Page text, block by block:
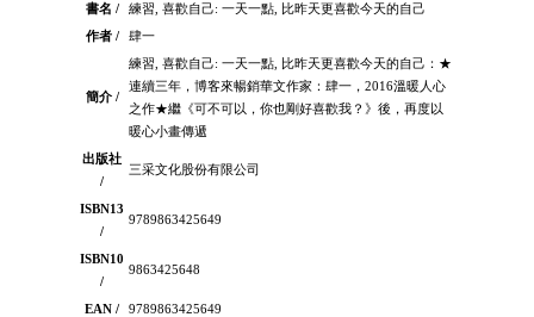
書名 /
練習, 喜歡自己: 一天一點, 比昨天更喜歡今天的自己
作者 /
肆一
簡介 /
練習, 喜歡自己: 一天一點, 比昨天更喜歡今天的自己：★
連續三年，博客來暢銷華文作家：肆一，2016溫暖人心
之作★繼《可不可以，你也剛好喜歡我？》後，再度以
暖心小畫傳遞
出版社
/
三采文化股份有限公司
ISBN13
/
9789863425649
ISBN10
/
9863425648
EAN /
9789863425649